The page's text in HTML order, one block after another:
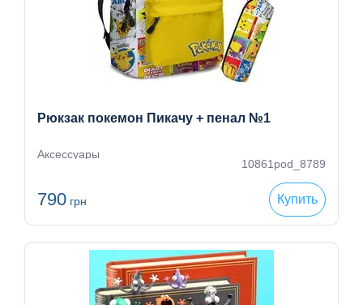
Рюкзак покемон Пикачу + пенал №1
Аксессуары
10861pod_8789
790 грн Купить